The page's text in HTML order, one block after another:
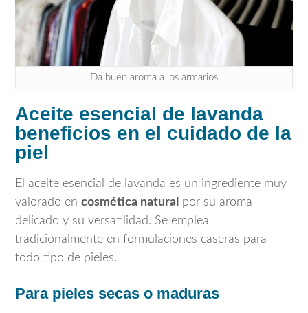
Da buen aroma a los armarios
Aceite esencial de lavanda
beneficios en el cuidado de la
piel
El aceite esencial de lavanda es un ingrediente muy
valorado en cosmética natural por su aroma
delicado y su versatilidad. Se emplea
tradicionalmente en formulaciones caseras para
todo tipo de pieles.
Para pieles secas o maduras